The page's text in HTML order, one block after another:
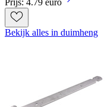
Prijs: 4.79 euro
Bekijk alles in duimheng